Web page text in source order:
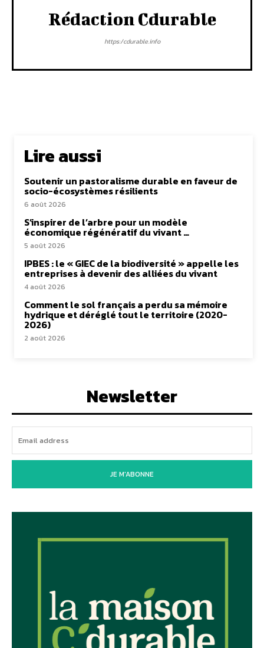
Rédaction Cdurable
https:/cdurable.info
Lire aussi
Soutenir un pastoralisme durable en faveur de
socio-écosystèmes résilients
6 août 2026
S’inspirer de l’arbre pour un modèle
économique régénératif du vivant …
5 août 2026
IPBES : le « GIEC de la biodiversité » appelle les
entreprises à devenir des alliées du vivant
4 août 2026
Comment le sol français a perdu sa mémoire
hydrique et déréglé tout le territoire (2020-
2026)
2 août 2026
Newsletter
JE M'ABONNE